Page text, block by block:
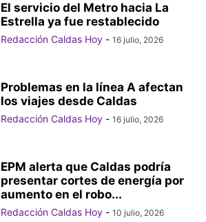
El servicio del Metro hacia La
Estrella ya fue restablecido
Redacción Caldas Hoy - 16 julio, 2026
Problemas en la línea A afectan
los viajes desde Caldas
Redacción Caldas Hoy - 16 julio, 2026
EPM alerta que Caldas podría
presentar cortes de energía por
aumento en el robo...
Redacción Caldas Hoy - 10 julio, 2026